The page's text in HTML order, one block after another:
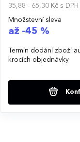
35,88 - 65,30 Kč s DPH
Množstevní sleva
až -45 %
Termín dodání zboží
krocích objednávky